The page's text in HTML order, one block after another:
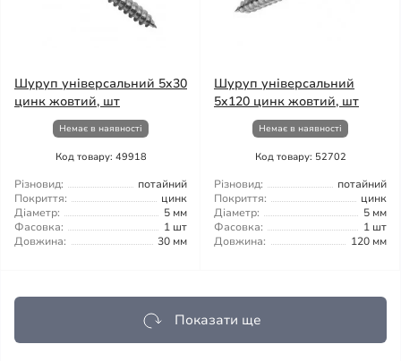
Шуруп універсальний 5x30
цинк жовтий, шт
Немає в наявності
Код товару: 49918
Різновид:
потайний
Покриття:
цинк
Діаметр:
5 мм
Фасовка:
1 шт
Довжина:
30 мм
Шуруп універсальний
5x120 цинк жовтий, шт
Немає в наявності
Код товару: 52702
Різновид:
потайний
Покриття:
цинк
Діаметр:
5 мм
Фасовка:
1 шт
Довжина:
120 мм
Показати ще